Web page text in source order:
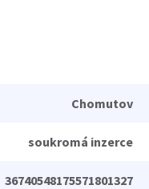
Chomutov
soukromá inzerce
36740548175571801327